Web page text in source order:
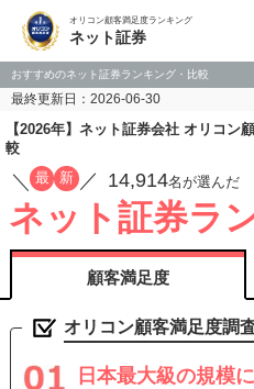
オリコン顧客満足度ランキング
ネット証券
おすすめのネット証券ランキング・比較
最終更新日：2026-06-30
【2026年】ネット証券会社 オリコン
較
／ 最 新 ／ 14,914名が選んだ
ネット証券ラ
顧客満足度
オリコン顧客満足度調
日本最大級の規模